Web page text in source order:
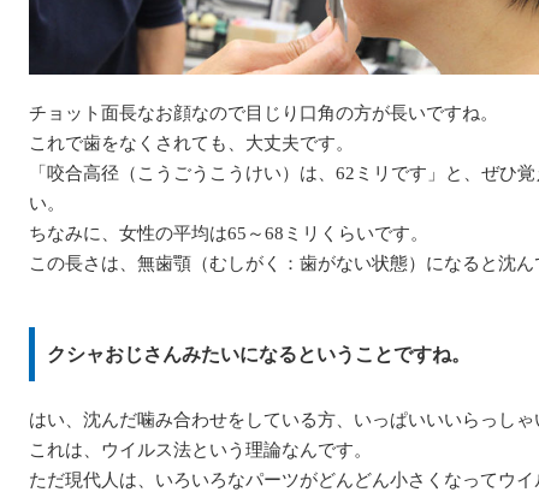
チョット面長なお顔なので目じり口角の方が長いですね。
これで歯をなくされても、大丈夫です。
「咬合高径（こうごうこうけい）は、62ミリです」と、ぜひ
い。
ちなみに、女性の平均は65～68ミリくらいです。
この長さは、無歯顎（むしがく：歯がない状態）になると沈
クシャおじさんみたいになるということですね。
はい、沈んだ噛み合わせをしている方、いっぱいいいらっしゃ
これは、ウイルス法という理論なんです。
ただ現代人は、いろいろなパーツがどんどん小さくなってウ